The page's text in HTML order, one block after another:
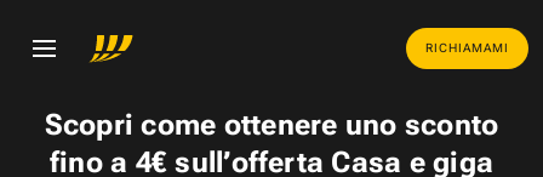
RICHIAMAMI
Scopri come ottenere uno sconto
fino a 4€ sull’offerta Casa egiga